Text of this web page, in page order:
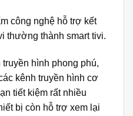
công nghệ hỗ trợ kết
thường thành smart tivi.
hình phong phú,
kênh truyền hình cơ
tiết kiệm rất nhiều
bị còn hỗ trợ xem lại